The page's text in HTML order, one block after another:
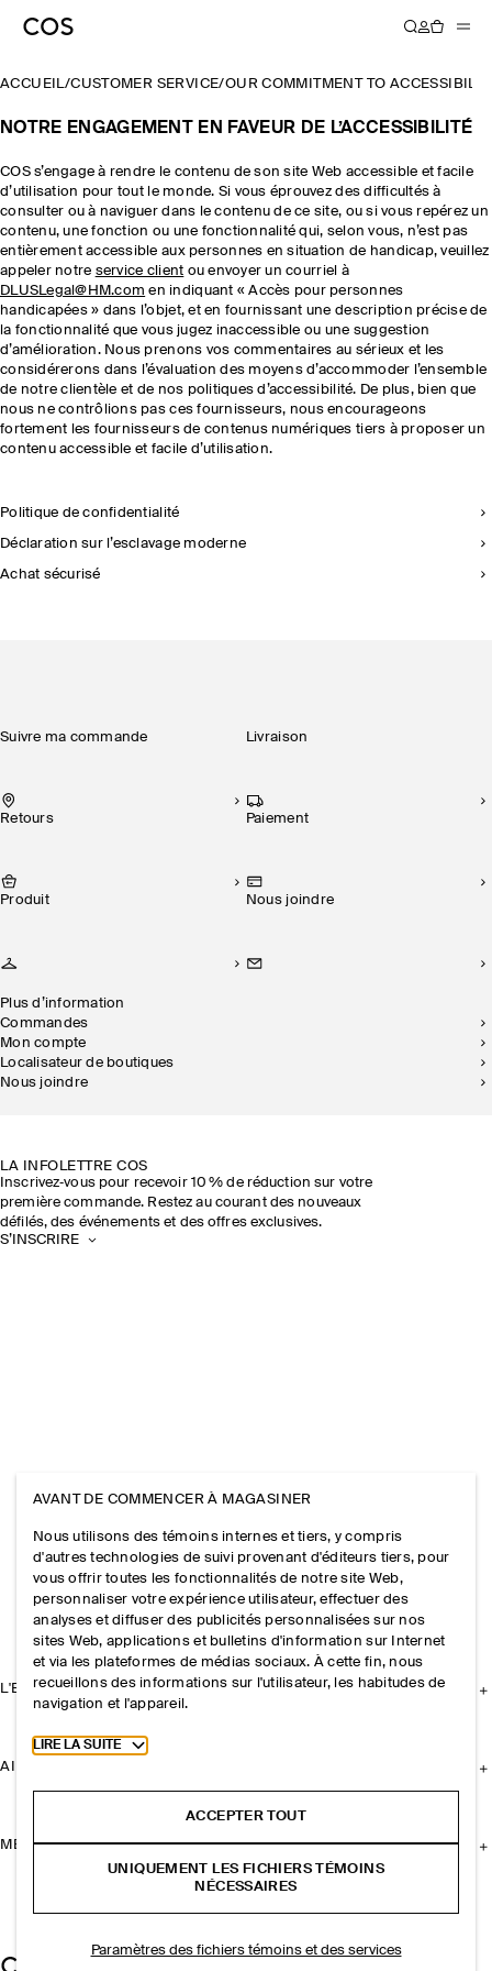
ACCUEIL/CUSTOMER SERVICE/OUR COMMITMENT TO
NOTRE ENGAGEMENT EN FAVEUR DE L’ACCESSIBILITÉ
COS s’engage à rendre le contenu de son site Web accessible et facile
d’utilisation pour tout le monde. Si vous éprouvez des difficultés à
consulter ou à naviguer dans le contenu de ce site, ou si vous repérez un
contenu, une fonction ou une fonctionnalité qui, selon vous, n’est pas
entièrement accessible aux personnes en situation de handicap, veuillez
appeler notre service client ou envoyer un courriel à
DLUSLegal@HM.com en indiquant « Accès pour personnes
handicapées » dans l’objet, et en fournissant une description précise de
la fonctionnalité que vous jugez inaccessible ou une suggestion
d’amélioration. Nous prenons vos commentaires au sérieux et les
considérerons dans l’évaluation des moyens d’accommoder l’ensemble
de notre clientèle et de nos politiques d’accessibilité. De plus, bien que
nous ne contrôlions pas ces fournisseurs, nous encourageons
fortement les fournisseurs de contenus numériques tiers à proposer un
contenu accessible et facile d’utilisation.
Politique de confidentialité
Déclaration sur l’esclavage moderne
Achat sécurisé
Suivre ma commande Livraison
Retours Paiement
Produit Nous joindre
Plus d’information
Commandes
Mon compte
Localisateur de boutiques
Nous joindre
LA INFOLETTRE COS
Inscrivez‑vous pour recevoir 10 % de réduction sur votre
première commande. Restez au courant des nouveaux
défilés, des événements et des offres exclusives.
S’INSCRIRE
L'ENTREPRISE
AIDE
MENTIONS LÉGALES
AVANT DE COMMENCER À MAGASINER
Nous utilisons des témoins internes et tiers, y compris
d'autres technologies de suivi provenant d'éditeurs tiers, pour
vous offrir toutes les fonctionnalités de notre site Web,
personnaliser votre expérience utilisateur, effectuer des
analyses et diffuser des publicités personnalisées sur nos
sites Web, applications et bulletins d'information sur Internet
et via les plateformes de médias sociaux. À cette fin, nous
recueillons des informations sur l'utilisateur, les habitudes de
navigation et l'appareil.
Toggle more cookie information
LIRE LA SUITE
ACCEPTER TOUT
UNIQUEMENT LES FICHIERS TÉMOINS
NÉCESSAIRES
Paramètres des fichiers témoins et des services